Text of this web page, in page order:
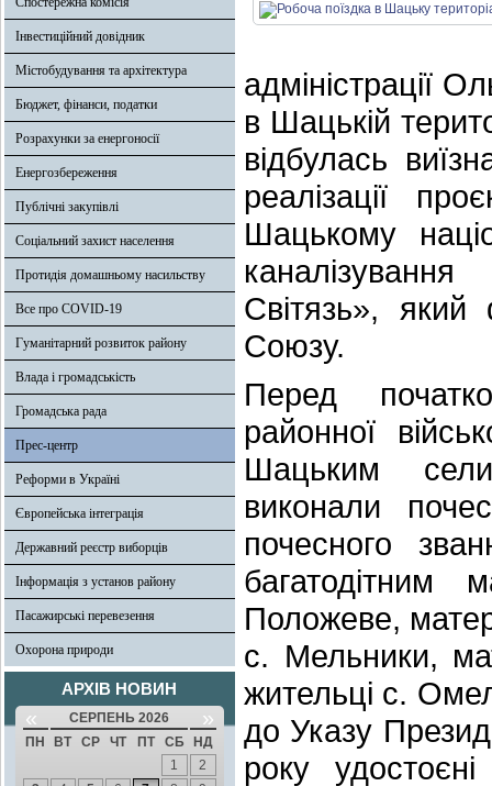
Інвестиційний довідник
Містобудування та архітектура
Бюджет, фінанси, податки
Розрахунки за енергоносії
Енергозбереження
Публічні закупівлі
Соціальний захист населення
Протидія домашньому насильству
Все про COVID-19
Гуманітарний розвиток району
Влада і громадськість
Громадська рада
Прес-центр
Реформи в Україні
Європейська інтеграція
Державний реєстр виборців
Інформація з установ району
Пасажирські перевезення
Охорона природи
АРХІВ НОВИН
« СЕРПЕНЬ 2026 »
ПН ВТ СР ЧТ ПТ СБ
НД
1
2
адміністрації
в Шацькій
відбулась
реалізації
Шацькому
Світязь», який
Союзу.
Перед
районної
Шацьким
виконали
почесного
багатодітним
Положеве,
с. Мельники,
жительці с.
до Указу
року